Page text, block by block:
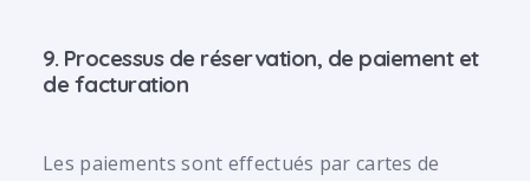
9. Processus de réservation, de paiement et
de facturation
Les paiements sont effectués par cartes de